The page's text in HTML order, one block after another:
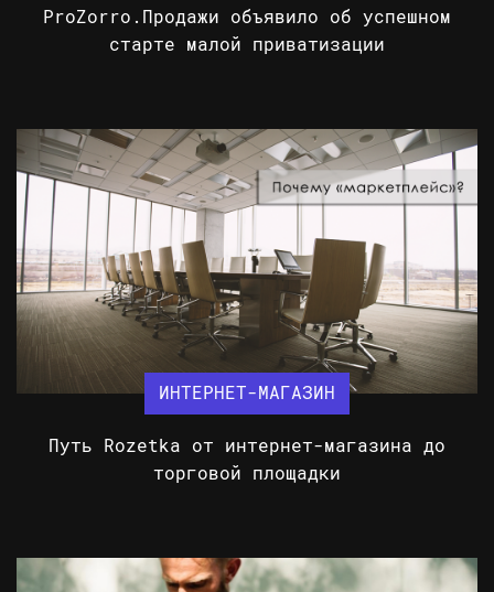
ProZorro.Продажи объявило об успешном
старте малой приватизации
ИНТЕРНЕТ-МАГАЗИН
Путь Rozetka от интернет-магазина до
торговой площадки